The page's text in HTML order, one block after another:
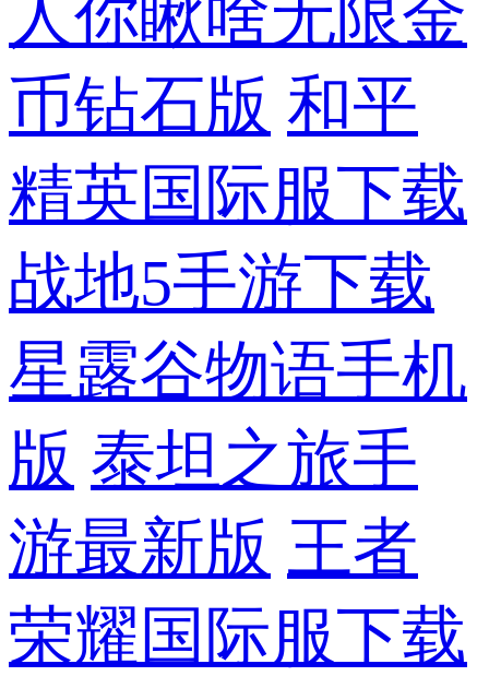
人你瞅啥无限金
币钻石版 和平
精英国际服下载
战地5手游下载
星露谷物语手机
版 泰坦之旅手
游最新版 王者
荣耀国际服下载